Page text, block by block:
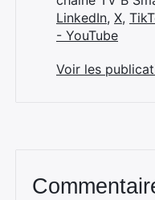
LinkedIn, X,
- YouTube
Voir les